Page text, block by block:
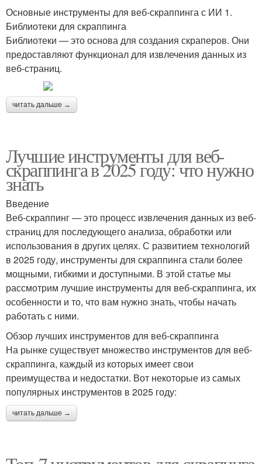
Основные инструменты для веб-скраппинга с ИИ 1.
Библиотеки для скраппинга
Библиотеки — это основа для создания скраперов. Они
предоставляют функционал для извлечения данных из
веб-страниц.
читать дальше →
Лучшие инструменты для веб-
скраппинга в 2025 году: что нужно
знать
Введение
Веб-скраппинг — это процесс извлечения данных из веб-
страниц для последующего анализа, обработки или
использования в других целях. С развитием технологий
в 2025 году, инструменты для скраппинга стали более
мощными, гибкими и доступными. В этой статье мы
рассмотрим лучшие инструменты для веб-скраппинга, их
особенности и то, что вам нужно знать, чтобы начать
работать с ними.
Обзор лучших инструментов для веб-скраппинга
На рынке существует множество инструментов для веб-
скраппинга, каждый из которых имеет свои
преимущества и недостатки. Вот некоторые из самых
популярных инструментов в 2025 году:
читать дальше →